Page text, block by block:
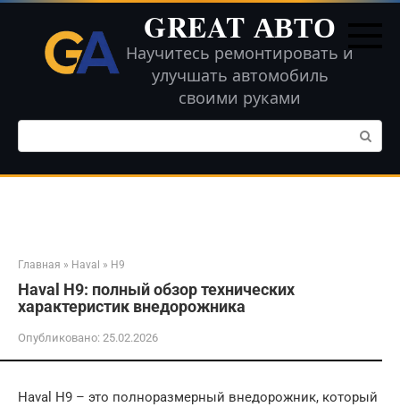
Перейти
контенту
GREAT АВТО
Научитесь ремонтировать и
улучшать автомобиль
своими руками
Поиск:
Главная » Haval » H9
Haval H9: полный обзор технических
характеристик внедорожника
Опубликовано: 25.02.2026
Haval H9 – это полноразмерный внедорожник, который